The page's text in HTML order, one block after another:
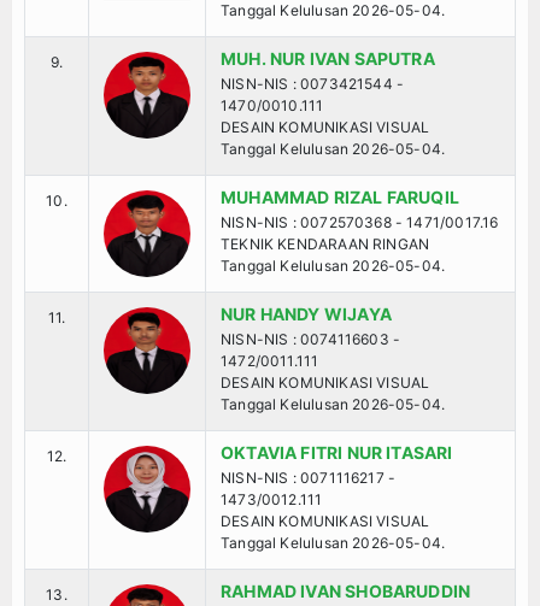
Seni dan Budaya
Cerita Fiksi
Cerita Pendek
Internasional
Olahraga
Kesehatan
Sekilas Data Sekolah
Miso Farma
Guru dan Karyawan
Tanggal Kelulusan 2026-05-04.
9. MUH. NUR IVAN SAPUTRA
NISN-NIS : 0073421544 -
1470/0010.111
DESAIN KOMUNIKASI VISUAL
Tanggal Kelulusan 2026-05-04.
10. MUHAMMAD RIZAL FARUQIL
NISN-NIS : 0072570368 - 1471/0017.16
TEKNIK KENDARAAN RINGAN
Tanggal Kelulusan 2026-05-04.
11. NUR HANDY WIJAYA
NISN-NIS : 0074116603 -
1472/0011.111
DESAIN KOMUNIKASI VISUAL
Tanggal Kelulusan 2026-05-04.
12. OKTAVIA FITRI NUR ITASARI
NISN-NIS : 0071116217 -
1473/0012.111
DESAIN KOMUNIKASI VISUAL
Tanggal Kelulusan 2026-05-04.
13. RAHMAD IVAN SHOBARUDDIN